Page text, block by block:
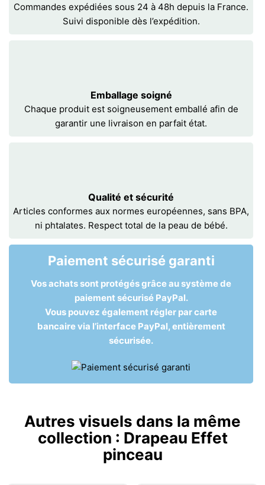
Commandes expédiées sous 24 à 48h depuis la France.
Suivi disponible dès l’expédition.
Emballage soigné
Chaque produit est soigneusement emballé afin de
garantir une livraison en parfait état.
Qualité et sécurité
Articles conformes aux normes européennes, sans BPA,
ni phtalates. Respect total de la peau de bébé.
Paiement sécurisé garanti
Vos achats sont protégés grâce au système de
paiement sécurisé PayPal.
Vous pouvez également régler par carte
bancaire via l’interface PayPal, entièrement
sécurisée.
Autres visuels dans la même
collection : Drapeau Effet
pinceau